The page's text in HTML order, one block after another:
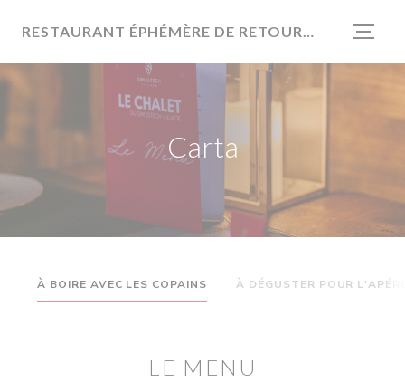
RESTAURANT ÉPHÉMÈRE DE RETOUR EN 2026
Carta
À BOIRE AVEC LES COPAINS À DÉGUSTER POUR
LE MENU